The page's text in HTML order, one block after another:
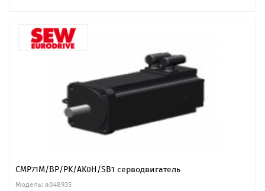
CMP71M/BP/PK/AK0H/SB1 серводвигатель
Модель: a048935